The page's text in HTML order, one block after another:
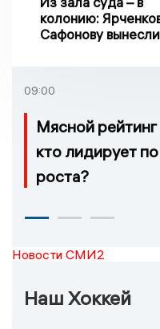
колонию:
Сафонову вынесли
09:00
Мясной
кто лидирует
роста?
Новости СМИ2
Наш Хоккей